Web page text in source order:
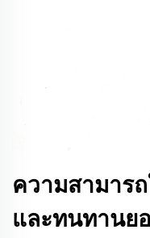
ความสามาร
และทนทานย